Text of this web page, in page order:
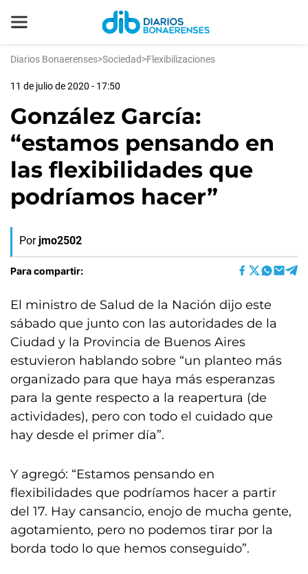
Diarios Bonaerenses>Sociedad>Flexibilizaciones
11 de julio de 2020 - 17:50
González García:
“estamos pensando en
las flexibilidades que
podríamos hacer”
Por jmo2502
Para compartir:
El ministro de Salud de la Nación dijo este
sábado que junto con las autoridades de la
Ciudad y la Provincia de Buenos Aires
estuvieron hablando sobre “un planteo más
organizado para que haya más esperanzas
para la gente respecto a la reapertura (de
actividades), pero con todo el cuidado que
hay desde el primer día”.
Y agregó: “Estamos pensando en
flexibilidades que podríamos hacer a partir
del 17. Hay cansancio, enojo de mucha gente,
agotamiento, pero no podemos tirar por la
borda todo lo que hemos conseguido”.